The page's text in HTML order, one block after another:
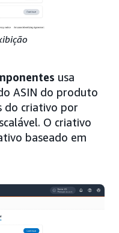
usa
ASIN do produto
do criativo por
O criativo
baseado em